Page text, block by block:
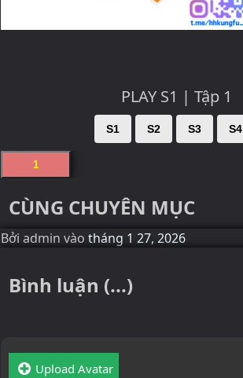
PLAY S1 | Tập 1
S1 S2 S3 S4
1
CÙNG CHUYÊN MỤC
Bởi admin vào tháng 1 27, 2026
Bình luận (...)
Upload Avatar